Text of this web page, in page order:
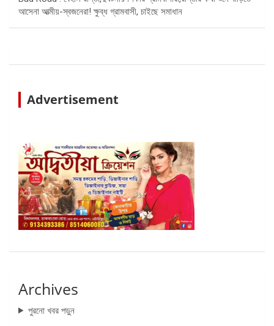
আসেনা আত্মীয়-স্বজনেরা! ক্ষুব্ধ গ্রামবাসী, চাইছে সমাধান
Advertisement
Archives
পুরনো খবর পড়ুন